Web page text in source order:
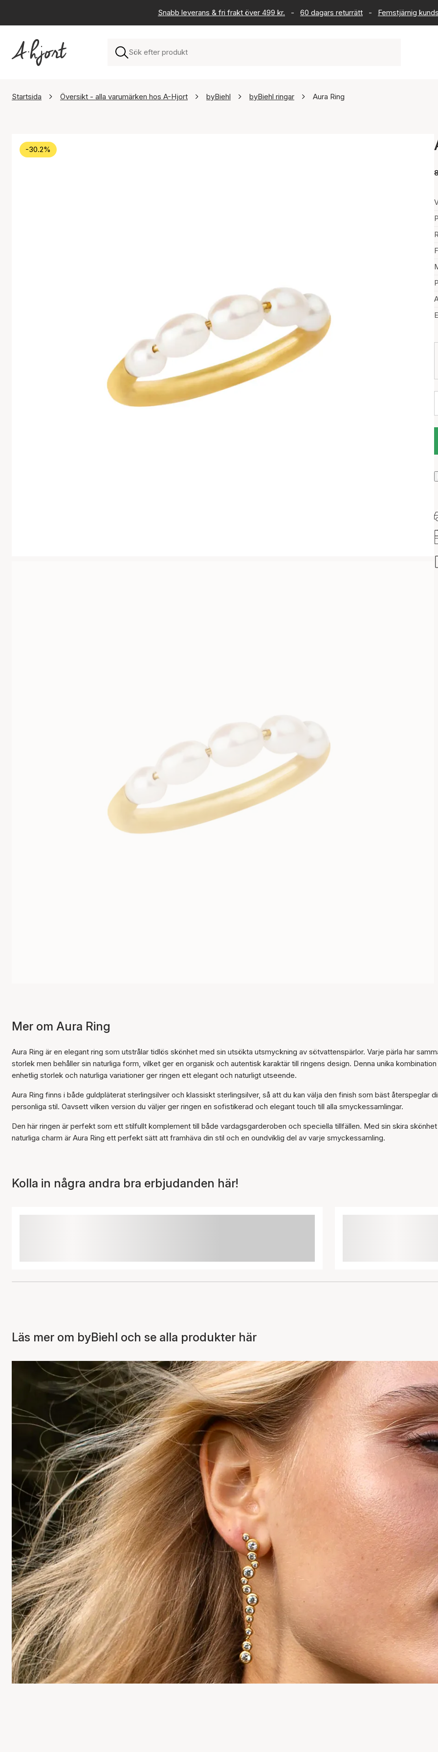
Snabb leverans & fri frakt över 499 kr. - 60 dagars returrätt - Femstjärnig
Startsida Översikt - alla varumärken hos A-Hjort byBiehl byBiehl ringar Aura Ring
-30.2%
Artikeln har lagts till i
korgen
Mer om Aura Ring
Aura Ring är en elegant ring som utstrålar tidlös skönhet med sin utsökta utsmyckning av sötvattenspärlor. Varje pärla har
storlek men behåller sin naturliga form, vilket ger en organisk och autentisk karaktär till ringens design. Denna unika kombination
enhetlig storlek och naturliga variationer ger ringen ett elegant och naturligt utseende.
Aura Ring finns i både guldpläterat sterlingsilver och klassiskt sterlingsilver, så att du kan välja den finish som bäst återspeglar
personliga stil. Oavsett vilken version du väljer ger ringen en sofistikerad och elegant touch till alla smyckessamlingar.
Den här ringen är perfekt som ett stilfullt komplement till både vardagsgarderoben och speciella tillfällen. Med sin skira
naturliga charm är Aura Ring ett perfekt sätt att framhäva din stil och en oundviklig del av varje smyckessamling.
Kolla in några andra bra erbjudanden här!
Läs mer om byBiehl och se alla produkter här